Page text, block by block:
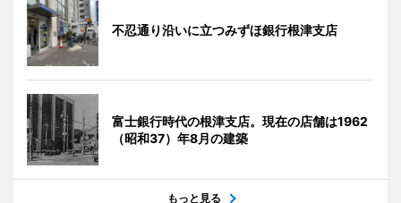
不忍通り沿いに立つみずほ銀行根津支店
富士銀行時代の根津支店。現在の店舗は1962
（昭和37）年8月の建築
もっと見る